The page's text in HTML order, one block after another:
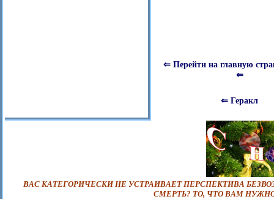
⇐ Перейти на главную
⇐
⇐ Геракл
ВАС КАТЕГОРИЧЕСКИ НЕ УСТРАИВАЕТ ПЕРСПЕКТИВА
СМЕРТЬ? ТО, ЧТО ВАМ